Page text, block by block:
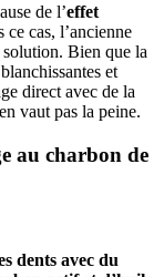
de l’effet
ce cas, l’ancienne
Bien que la
et
direct avec de la
vaut pas la peine.
au charbon de
dents avec du